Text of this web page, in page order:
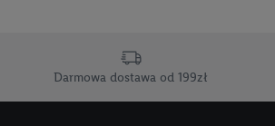
Darmowa dostawa od 199zł